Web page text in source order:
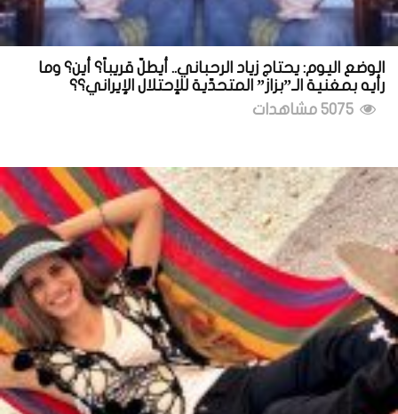
الوضع اليوم: يحتاج زياد الرحباني.. أيطلّ قريباً؟ أين؟ وما
رأيه بمغنية الـ”بزاز” المتحدّية للإحتلال الإيراني؟؟